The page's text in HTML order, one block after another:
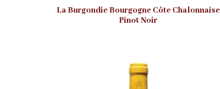
La Burgondie Bourgogne Côte Chalonnaise
Pinot Noir